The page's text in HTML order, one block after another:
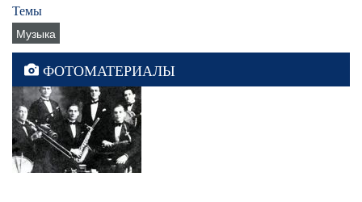
Темы
Музыка
ФОТОМАТЕРИАЛЫ